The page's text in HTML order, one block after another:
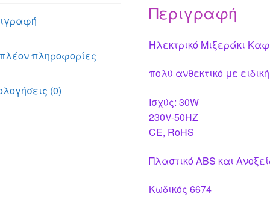
g
er
πληροφορίες
(0)
Περιγραφή
Ηλεκτρικό Μιξεράκι
πολύ ανθεκτικό με
Ισχύς: 30W
230V-50HZ
CE, RoHS
Πλαστικό ABS και
Κωδικός 6674